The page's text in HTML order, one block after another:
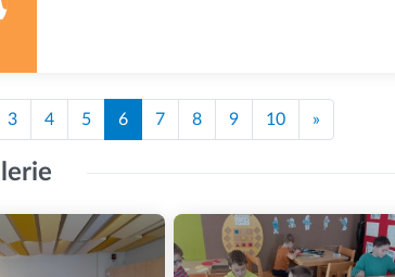
3 4 5 6 7 8 9 10 »